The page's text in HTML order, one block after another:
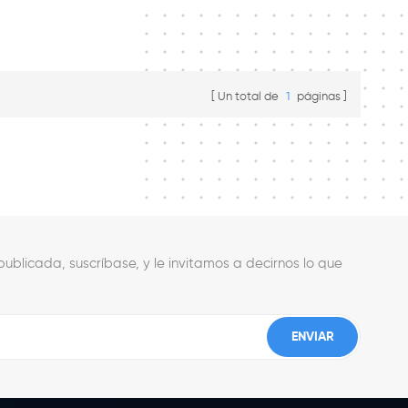
Un total de
1 páginas
suscríbase, y le invitamos a decirnos lo que